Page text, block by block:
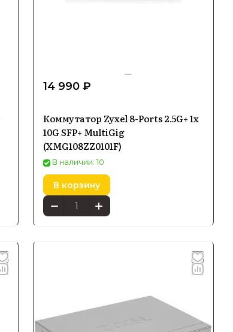
14 990 ₽
Коммутатор Zyxel 8-Ports 2.5G+ 1x
10G SFP+ MultiGig
(XMG108ZZ0101F)
В наличии: 10
В корзину